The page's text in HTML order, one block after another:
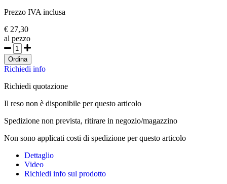
Prezzo IVA inclusa
€ 27,30
al pezzo
Ordina
Richiedi info
Richiedi quotazione
Il reso non è disponibile per questo articolo
Spedizione non prevista, ritirare in negozio/magazzino
Non sono applicati costi di spedizione per questo articolo
Dettaglio
Video
Richiedi info sul prodotto